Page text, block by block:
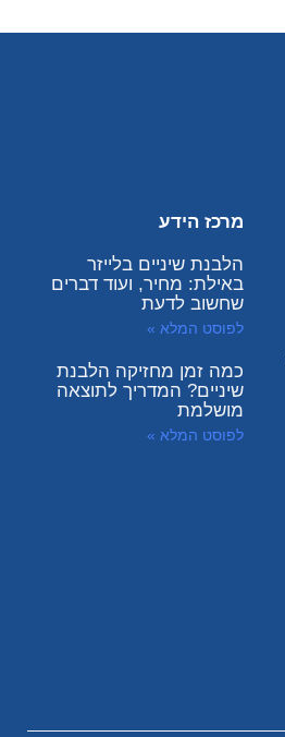
מרכז הידע
הלבנת שיניים בלייזר
באילת: מחיר, ועוד דברים
שחשוב לדעת
לפוסט המלא »
כמה זמן מחזיקה הלבנת
שיניים? המדריך לתוצאה
מושלמת
לפוסט המלא »